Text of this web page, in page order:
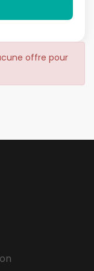
offre pour